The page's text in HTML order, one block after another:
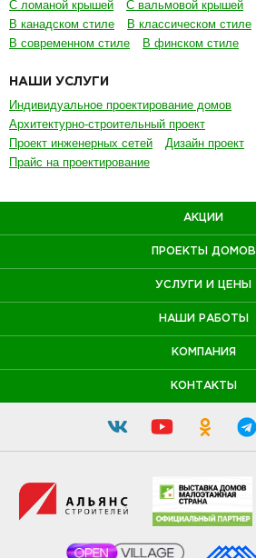
С ломаной крышей
С вальмовой крышей
В канадском стиле
В классическом стиле
В современном стиле
В финском стиле
НАШИ УСЛУГИ
Индивидуальное проектирование домов
Архитектурно-строительный проект
Проект инженерных сетей
Дизайн проект
Прайс на проектирование
АКЦИИ
ПРОЕКТЫ ДОМОВ
УСЛУГИ И ЦЕНЫ
НАШИ РАБОТЫ
КОМПАНИЯ
КОНТАКТЫ